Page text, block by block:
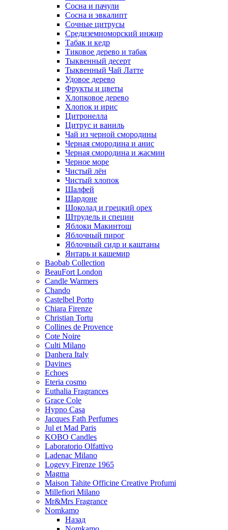
Сосна и пачули
Сосна и эвкалипт
Сочные цитрусы
Средиземноморский инжир
Табак и кедр
Тиковое дерево и табак
Тыквенный десерт
Тыквенный Чай Латте
Удовое дерево
Фрукты и цветы
Хлопковое дерево
Хлопок и ирис
Цитронелла
Цитрус и ваниль
Чай из черной смородины
Черная смородина и анис
Черная смородина и жасмин
Черное море
Чистый лён
Чистый хлопок
Шалфей
Шардоне
Шоколад и грецкий орех
Штрудель и специи
Яблоки Макинтош
Яблочный пирог
Яблочный сидр и каштаны
Янтарь и кашемир
Baobab Collection
BeauFort London
Candle Warmers
Chando
Castelbel Porto
Chiara Firenze
Christian Tortu
Collines de Provence
Cote Noire
Culti Milano
Danhera Italy
Davines
Echoes
Eteria cosmo
Euthalia Fragrances
Grace Cole
Hypno Casa
Jacques Fath Perfumes
Jul et Mad Paris
KOBO Candles
Laboratorio Olfattivo
Ladenac Milano
Logevy Firenze 1965
Magma
Maison Tahite Officine Creative Profumi
Millefiori Milano
Mr&Mrs Fragrance
Nomkamo
Назад